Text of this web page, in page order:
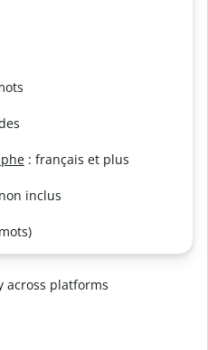
: français et plus
inclus
across platforms